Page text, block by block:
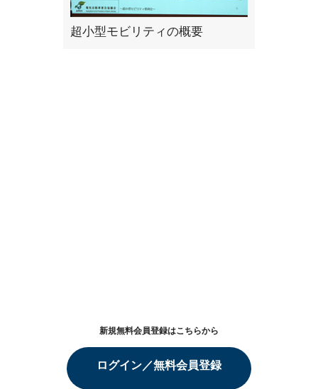
超小型モビリティの概要
新規無料会員登録はこちらから
ログイン／無料会員登録